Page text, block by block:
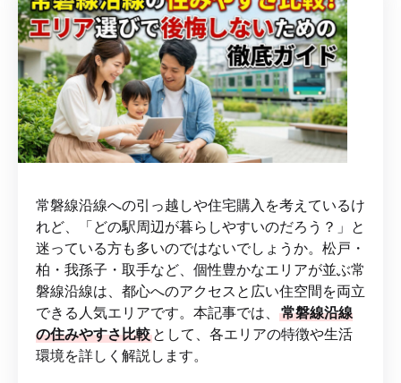
常磐線沿線への引っ越しや住宅購入を考えているけ
れど、「どの駅周辺が暮らしやすいのだろう？」と
迷っている方も多いのではないでしょうか。松戸・
柏・我孫子・取手など、個性豊かなエリアが並ぶ常
磐線沿線は、都心へのアクセスと広い住空間を両立
できる人気エリアです。本記事では、
常磐線沿線
の住みやすさ比較 として、各エリアの特徴や生活
環境を詳しく解説します。